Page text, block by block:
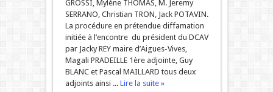
GROSSI, Mylène THOMAS, M. Jeremy
SERRANO, Christian TRON, Jack POTAVIN.
La procédure en prétendue diffamation
initiée à l’encontre du président du DCAV
par Jacky REY maire d’Aigues-Vives,
Magali PRADEILLE 1ère adjointe, Guy
BLANC et Pascal MAILLARD tous deux
adjoints ainsi ... Lire la suite »